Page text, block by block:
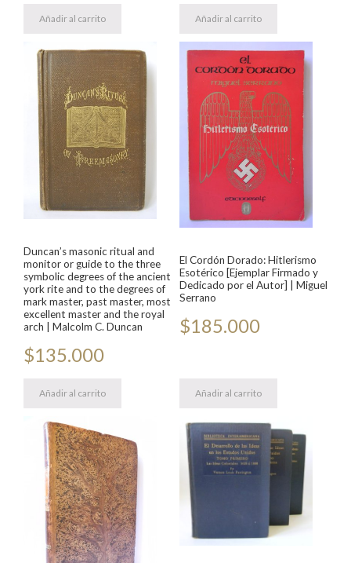
Añadir al carrito Añadir al carrito
Duncan’s masonic ritual and
monitor or guide to the three
symbolic degrees of the ancient
york rite and to the degrees of
mark master, past master, most
excellent master and the royal
arch | Malcolm C. Duncan
$135.000
Añadir al carrito
El Cordón Dorado: Hitlerismo
Esotérico [Ejemplar Firmado y
Dedicado por el Autor] | Miguel
Serrano
$185.000
Añadir al carrito